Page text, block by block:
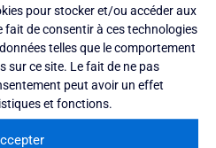
pour stocker et/ou accéder aux
de consentir à ces technologies
telles que le comportement
sur ce site. Le fait de ne pas
peut avoir un effet
et fonctions.
fascinant. Alors,
votre tablier, sortez vos
l’univers de la cuisine